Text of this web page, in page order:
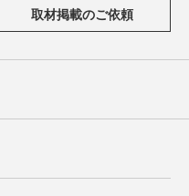
取材掲載のご依頼